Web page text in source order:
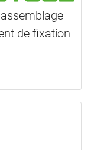
de fixation